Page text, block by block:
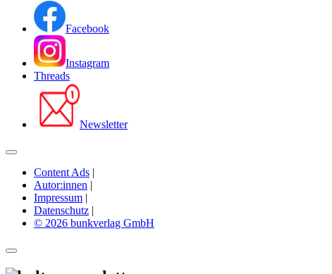
Facebook
Instagram
Threads
Newsletter
Content Ads |
Autor:innen |
Impressum |
Datenschutz |
© 2026 bunkverlag GmbH